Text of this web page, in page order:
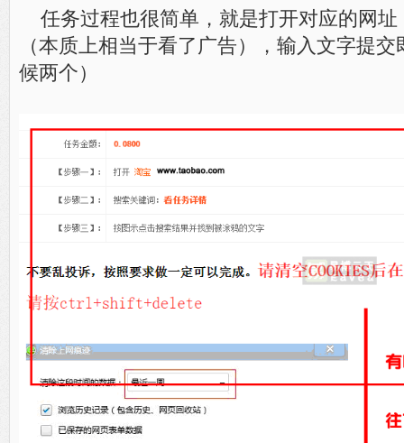
任务过程也很简单，就是打开对应的网
（本质上相当于看了广告），输入文字提
候两个）